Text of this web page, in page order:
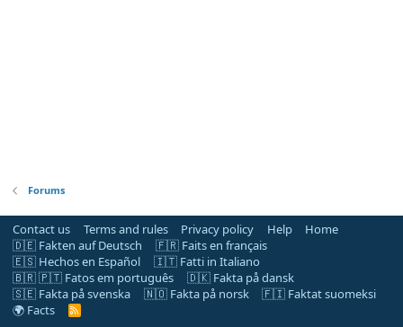
Forums
Contact us Terms and rules Privacy policy Help
Home
🇩🇪 Fakten auf Deutsch
🇫🇷 Faits en français
🇪🇸 Hechos en Español
🇮🇹 Fatti in Italiano
🇧🇷 🇵🇹 Fatos em português
🇩🇰 Fakta på dansk
🇸🇪 Fakta på svenska
🇳🇴 Fakta på norsk
🇫🇮 Faktat suomeksi
🌍 Facts
R